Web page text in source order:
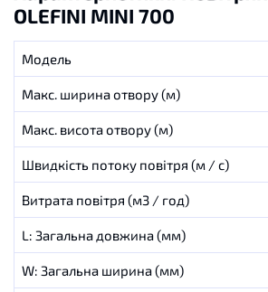
OLEFINI MINI 700
Модель
Макс. ширинаотвору(м)
Макс. висотаотвору(м)
Швидкість потоку повітря (м / с)
Витрата повітря (м3 / год)
L: Загальна довжина(мм)
W: Загальна ширина(мм)